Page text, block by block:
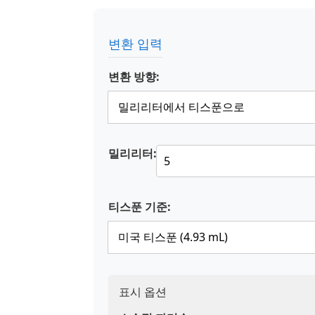
변환 입력
변환 방향:
밀리리터:
티스푼 기준:
표시 옵션